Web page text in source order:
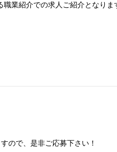
業紹介での求人ご紹介となりま
ので、是非ご応募下さい！